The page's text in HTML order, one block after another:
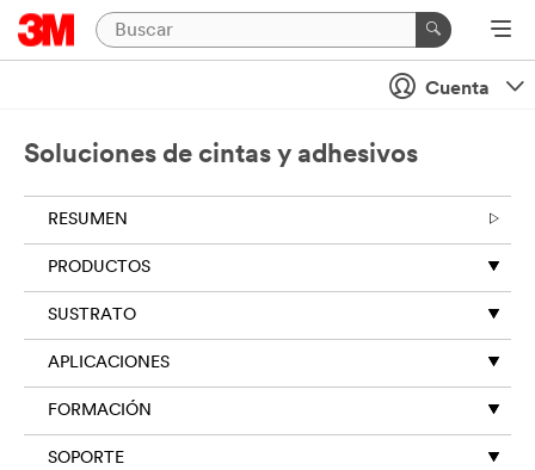
Cuenta
Soluciones de cintas y adhesivos
RESUMEN
PRODUCTOS
SUSTRATO
APLICACIONES
FORMACIÓN
SOPORTE